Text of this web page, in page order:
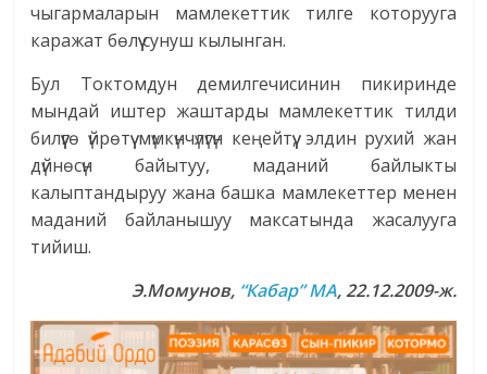
чыгармаларын мамлекеттик тилге которууга
каражат бөлүү сунуш кылынган.
Бул Токтомдун демилгечисинин пикиринде
мындай иштер жаштарды мамлекеттик тилди
билүүгө үйрөтүү мүмкүнчүлүгүн кеңейтүү, элдин рухий жан
дүйнөсүн байытуу, маданий байлыкты
калыптандыруу жана башка мамлекеттер менен
маданий байланышуу максатында жасалууга
тийиш.
Э.Момунов, “Кабар” МА, 22.12.2009-ж.